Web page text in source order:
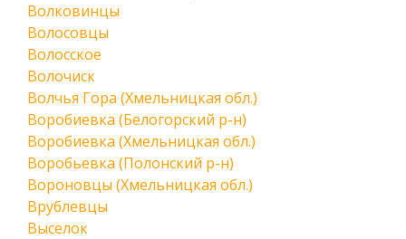
Волковинцы
Волосовцы
Волосское
Волочиск
Волчья Гора (Хмельницкая обл.)
Воробиевка (Белогорский р-н)
Воробиевка (Хмельницкая обл.)
Воробьевка (Полонский р-н)
Вороновцы (Хмельницкая обл.)
Врублевцы
Выселок